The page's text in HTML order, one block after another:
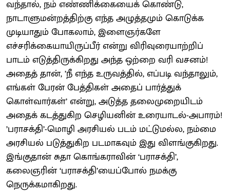
வந்தால், நம் எண்ணிக்கையைக் கொண்டு,
நாடாளுமன்றத்திற்கு எந்த அழுத்தமும் கொடுக்க
முடியாதும் போகலாம், இளைஞர்களே
எச்சரிக்கையாயிருப்பீர் என்று விரிவுரையாற்றிப்
பாடம் எடுத்திருக்கிறது அந்த ஒற்றை வரி வசனம்!
அதைத் தான், ’நீ எந்த உருவத்தில், எப்படி வந்தாலும்,
எங்கள் பேரன் பேத்திகள் அதைப் பார்த்துக்
கொள்வார்கள்’ என்று, அடுத்த தலைமுறையிடம்
அதைக் கடத்துகிற செழியனின் உரையாடல்-அபாரம்!
’பராசக்தி’-மொழி அரசியல் படம் மட்டுமல்ல, நம்மை
அரசியல் படுத்துகிற படமாகவும் இது விளங்குகிறது.
இங்குதான் சுதா கொங்கராவின் ‘பராசக்தி’,
கலைஞரின் ‘பராசக்தி’யைப்போல் நமக்கு
நெருக்கமாகிறது.